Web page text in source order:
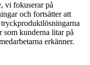
vi fokuserar på
och fortsätter att
kunderna litar på
erkänner.